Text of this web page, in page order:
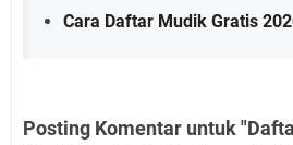
Cara Daftar Mudik Gratis
Posting Komentar untuk